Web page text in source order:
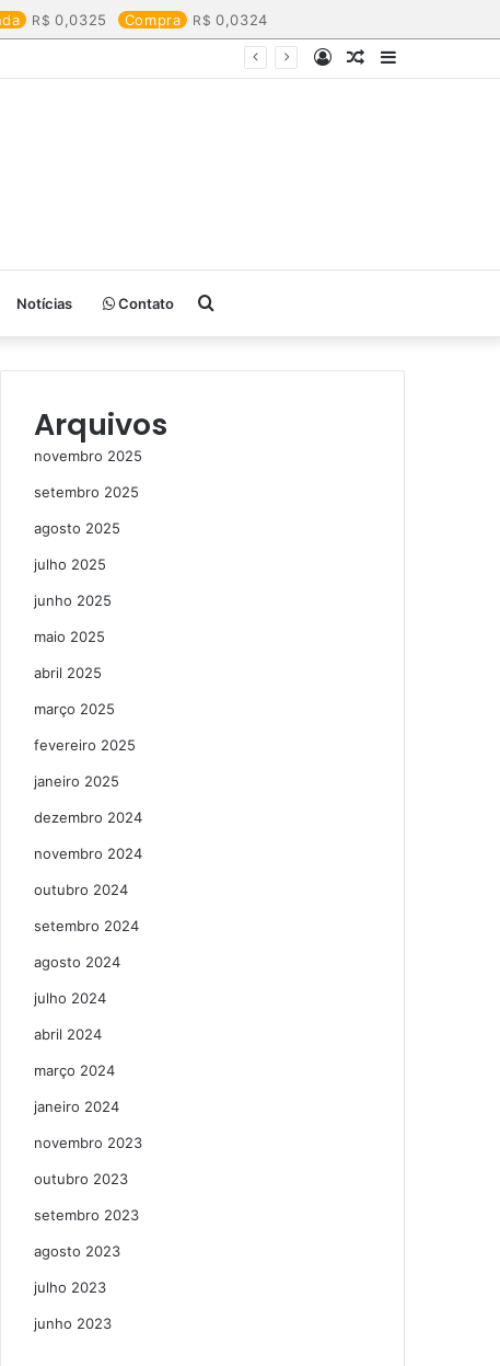
0,0325 Compra 0,0324
Barra
Artigo
Entrar
Notícias Contato Procurar
por
Arquivos
novembro 2025
setembro 2025
agosto 2025
julho 2025
junho 2025
maio 2025
abril 2025
março 2025
fevereiro 2025
janeiro 2025
dezembro 2024
novembro 2024
outubro 2024
setembro 2024
agosto 2024
julho 2024
abril 2024
março 2024
janeiro 2024
novembro 2023
outubro 2023
setembro 2023
agosto 2023
julho 2023
junho 2023